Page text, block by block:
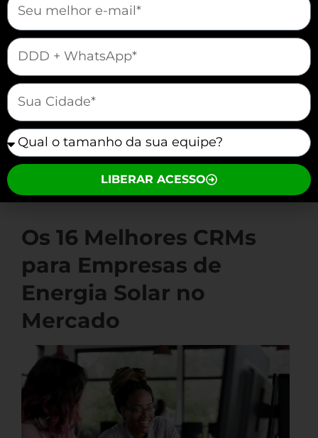
clientes não sejam esquecidos durante o
“Notamos que nossa produtividade
Ricardo Almeida, Vendedor na
BrightFuture
Os 16 Melhores CRMs
para Empresas de
Energia Solar no
Mercado
mauticform[telefone]
mauticform[cidade]
mauticform[equipe]
LIBERAR ACESSO